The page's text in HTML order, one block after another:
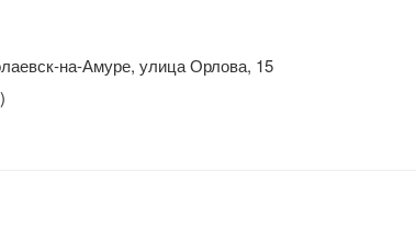
на-Амуре, улица Орлова, 15